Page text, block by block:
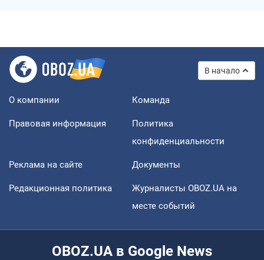
В начало
О компании Команда
Правовая информация
Политика
конфиденциальности
Реклама на сайте Документы
Редакционная политика
Журналисты OBOZ.UA на
месте событий
OBOZ.UA в Google News